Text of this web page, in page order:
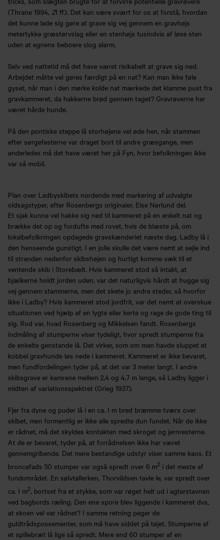
(Thrane 1994, 21 ff). Det kan være svært for os at forstå, hvordan
det kunne lade sig gøre at grave sig vej gennem en gravhøjs
metertykke græstørvslag eller en stenhøjs tusindvis af løse sten
uden at egnens beboere slog alarm.
Selv ved nattetid må det have været risikabelt at grave sig ned.
Arbejdet måtte vel gøres færdigt på en nat? Kan man ikke føle
gyset, når man i den mørke kolde nat mærkede det klamme pust fra
gravkammeret, da hakkerne brød gennem taget? Gravrøverne har
været hårde hunde.
På den pontiske steppe lå storhøjene vel øde hen, når stammen
efter sørgefesterne var draget bort til andre græsgange, men
anderledes må det have været her på Fyn, hvor befolkningen ikke
var så mobil.
Plan over Ladbyskibets nordende med markering af udvalgte
oldsagstyper, efter Rosenbergs originaler, Else Nørlund del.
Et sjak kunne vel hakke sig ned til kammeret på en enkelt nat og
brække det op og fordufte med rovet, hvis de blæste på, om
lokalbefolkningen opdagede gravskænderiet næste dag. Ladby lå i
den henseende gunstigt. I en jolle skulle det være nemt at sejle ind
til stranden nedenfor skibshøjen og hurtigt komme væk til et
ventende skib i Storebælt. Hvis kammeret stod så intakt, at
bjælkerne holdt jorden uden, var det naturligvis hårdt at hugge sig
vej gennem stammerne, men det skete jo andre steder, så hvorfor
ikke i Ladby? Hvis kammeret stod jordfrit, var det nemt at overskue
situationen ved hjælp af en lygte eller kerte og rage de gode ting til
sig. Rod var, hvad Rosenberg og Mikkelsen fandt. Rosenbergs
indmåling af stumperne viser tydeligt, hvor spredt stumperne fra
de enkelte genstande lå. Det virker, som om man havde sluppet et
kobbel gravhunde løs nede i kammeret. Kammeret er ikke bevaret,
men fundfordelingen tyder på, at det var 3 meter langt. I andre
skibsgrave er kamrene mellem 2,4 og 4,7 m lange, så Ladby ligger i
midten af variationsspektret (Grieg 1937).
Fjer fra dyne og puder lå i en ca. I m bred bræmme tværs over
skibet, men formentlig er ikke alle spredte dun fundet. Når de ikke
er rådnet, må det skyldes kontakten med skroget og jernresterne.
At de er bevaret, tyder på, at forrådnelsen ikke har været
gennemgribende. Det mere bestandige udstyr viser samme kaos. Et
broncefads 50 stumper var også spredt over 6 m2 i det meste af
fundområdet. En sølvtallerken, Thorvildsen tavle le, var spredt over
ca. I m2, bortset fra et stykke, som var røget helt ud i agterstavnen
ved bagbords ræling. Den ene spore blev liggende i kammeret dvs,
at skoen vel var rådnet? I samme retning peger de
guldtrådspossementer, som må have siddet på tøjet. Stumperne af
et spillebræt lå lige så spredt. Mere end 60 stumper af en